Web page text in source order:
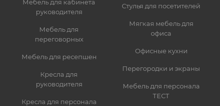
Мебель для кабинета
руководителя
Мебель для
переговорных
Мебель для ресепшен
Кресла для
руководителя
Кресла для персонала
Стулья для посетителей
Мягкая мебель для
офиса
Офисные кухни
Перегородки и экраны
Мебель для персонала
ТЕСТ